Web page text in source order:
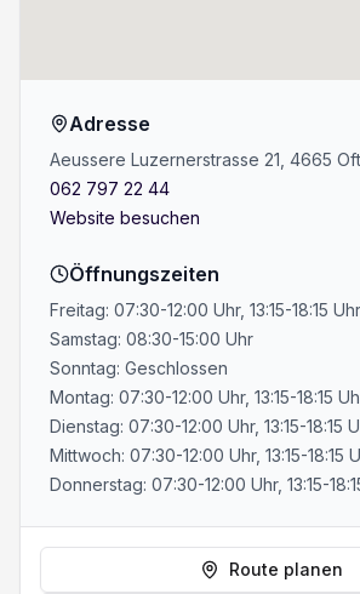
Adresse
Aeussere Luzernerstrasse 21, 4665
062 797 22 44
Website besuchen
Öffnungszeiten
Freitag: 07:30-12:00 Uhr, 13:15-18:15 Uhr
Samstag: 08:30-15:00 Uhr
Sonntag: Geschlossen
Montag: 07:30-12:00 Uhr, 13:15-18:15
Dienstag: 07:30-12:00 Uhr, 13:15-18:15
Mittwoch: 07:30-12:00 Uhr, 13:15-18:15
Donnerstag: 07:30-12:00 Uhr, 13:15-
Route planen